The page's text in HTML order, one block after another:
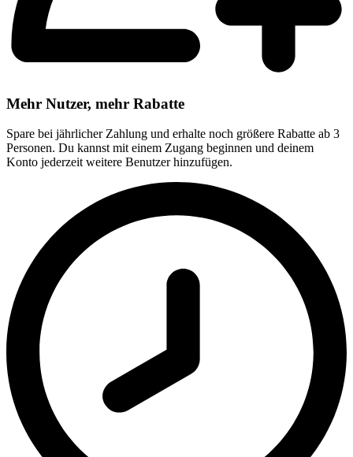
Mehr Nutzer, mehr Rabatte
Spare bei jährlicher Zahlung und erhalte noch größere Rabatte ab 3
Personen. Du kannst mit einem Zugang beginnen und deinem
Konto jederzeit weitere Benutzer hinzufügen.